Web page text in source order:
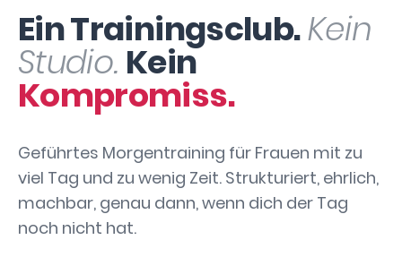
Ein Trainingsclub.Kein
Studio. Kein
Kompromiss.
Geführtes Morgentraining für Frauen mit zu
viel Tag und zu wenig Zeit. Strukturiert, ehrlich,
machbar, genau dann, wenn dich der Tag
noch nicht hat.